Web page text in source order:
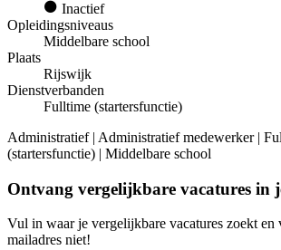
Inactief
Opleidingsniveaus
Middelbare school
Plaats
Rijswijk
Dienstverbanden
Fulltime (startersfunctie)
Administratief | Administratief medewerker |
(startersfunctie) | Middelbare school
Ontvang vergelijkbare vacatures in
Vul in waar je vergelijkbare vacatures zoekt en
mailadres niet!